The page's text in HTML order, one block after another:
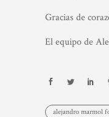
Gracias de
El equipo de
alejandro marmol